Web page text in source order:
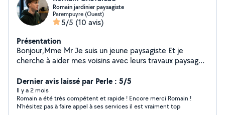
Romain jardinier paysagiste
Parempuyre (Ouest)
5/5 (10 avis)
Présentation
Bonjour,Mme Mr Je suis un jeune paysagiste Et je
cherche à aider mes voisins avec leurs travaux paysager.
Dernier avis laissé par Perle : 5/5
Il y a 2 mois
Romain a été très compétent et rapide ! Encore merci Romain !
N’hésitez pas à faire appel à ses services il est vraiment top